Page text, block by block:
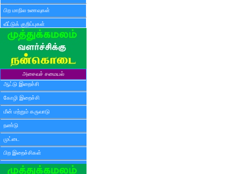
பிற மாநில உணவுகள்
வீட்டுக் குறிப்புகள்
அசைவச் சமையல்
ஆட்டு இறைச்சி
கோழி இறைச்சி
மீன் மற்றும் கருவாடு
நண்டு
முட்டை
பிற இறைச்சிகள்